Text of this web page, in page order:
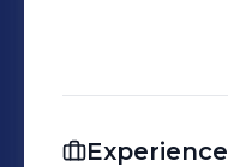
Experience